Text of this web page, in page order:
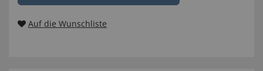
Auf die Wunschliste